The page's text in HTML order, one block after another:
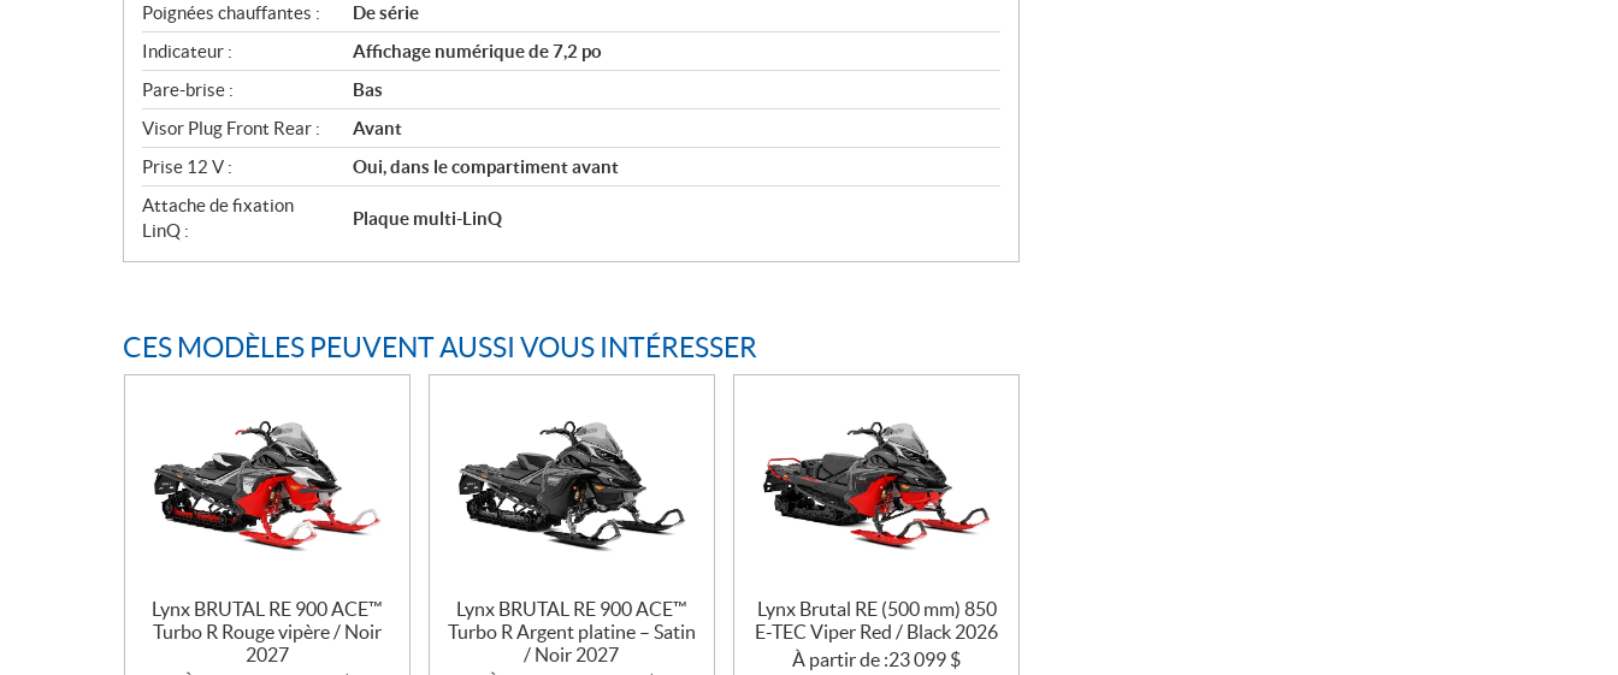
Poignées chauffantes :
De série
Indicateur :
Affichage numérique de 7,2 po
Pare-brise :
Bas
Visor Plug Front Rear :
Avant
Prise 12 V :
Oui, dans le compartiment avant
Attache de fixation
LinQ :
Plaque multi-LinQ
CES MODÈLES PEUVENT AUSSI VOUS INTÉRESSER
Lynx BRUTAL RE 900 ACE™
Turbo R Rouge vipère / Noir
2027
Lynx BRUTAL RE 900 ACE™
Turbo R Argent platine – Satin
/ Noir 2027
Lynx Brutal RE (500 mm) 850
E-TEC Viper Red / Black 2026
À partir de :23 099 $